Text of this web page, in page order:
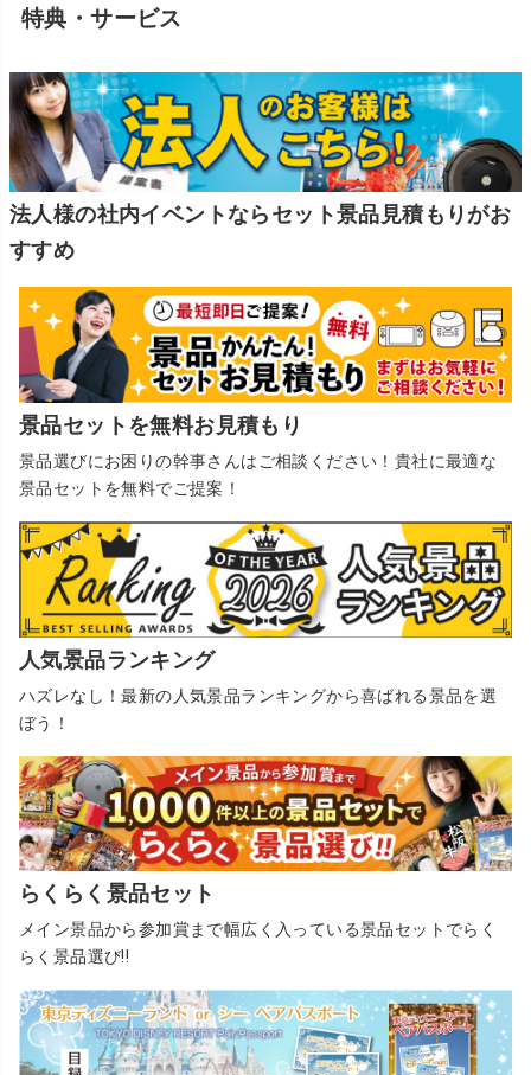
特典・サービス
法人様の社内イベントならセット景品見積もりがお
すすめ
景品セットを無料お見積もり
景品選びにお困りの幹事さんはご相談ください！貴社に最適な
景品セットを無料でご提案！
人気景品ランキング
ハズレなし！最新の人気景品ランキングから喜ばれる景品を選
ぼう！
らくらく景品セット
メイン景品から参加賞まで幅広く入っている景品セットでらく
らく景品選び!!